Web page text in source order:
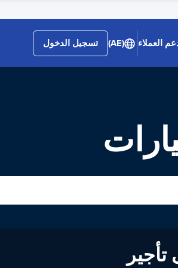
العملاء (AE) تسجيل الدخول
على تأجير